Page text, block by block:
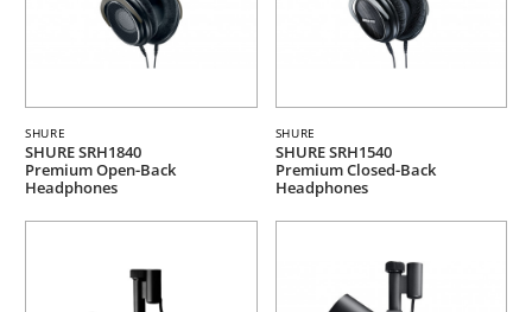
SHURE
SHURE SRH1840
Premium Open-Back
Headphones
SHURE
SHURE SRH1540
Premium Closed-Back
Headphones